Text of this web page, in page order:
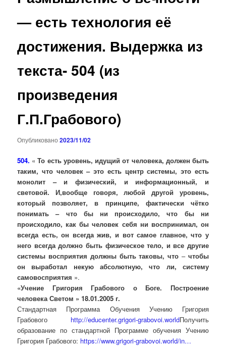
— есть технология её
достижения. Выдержка из
текста- 504 (из
произведения
Г.П.Грабового)
Опубликовано2023/11/02
504. «То есть уровень, идущий от человека, должен быть
таким, что человек – это есть центр системы, это есть
монолит – и физический, и информационный, и
световой. И,вообще говоря, любой другой уровень,
который позволяет, в принципе, фактически чётко
понимать – что бы ни происходило, что бы ни
происходило, как бы человек себя ни воспринимал, он
всегда есть, он всегда жив, и вот самое главное, что у
него всегда должно быть физическое тело, и все другие
системы восприятия должны быть таковы, что – чтобы
он выработал некую абсолютную, что ли, систему
самовосприятия ».
«Учение Григория Грабового о Боге. Построение
человека Светом » 18.01.2005 г.
Стандартная Программа Обучения Учению Григория
Грабового http://educenter.grigori-grabovoi.worldПолучить
образование по стандартной Программе обучения Учению
Григория Грабового: https://www.grigori-grabovoi.world/in…